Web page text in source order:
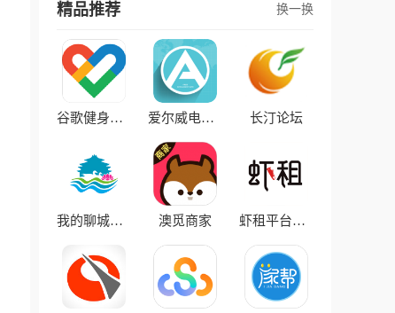
精品推荐 换一换
谷歌健身官方版 爱尔威电动行李箱官方版 长汀论坛
我的聊城官方版 澳觅商家 虾租平台安卓版